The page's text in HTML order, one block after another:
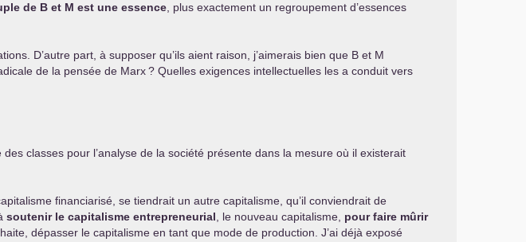
de B et M est une essence , plus exactement un regroupement d’essences
D’autre part, à supposer qu’ils aient raison, j’aimerais bien que B et M
de la pensée de Marx? Quelles exigences intellectuelles les a conduit vers
classes pour l’analyse de la société présente dans la mesure où il existerait
financiarisé, se tiendrait un autre capitalisme, qu’il conviendrait de
soutenir le capitalisme entrepreneurial , le nouveau capitalisme, pour faire mûrir
dépasser le capitalisme en tant que mode de production. J’ai déjà exposé